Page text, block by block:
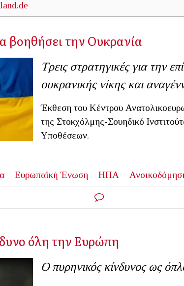
βοηθήσει την Ουκρανία
Τρεις στρατηγικές για την
ουκρανικής νίκης και
Έκθεση του Κέντρου
της Στοκχόλμης-Σουηδικό
Υποθέσεων.
Ευρωπαϊκή Ένωση ΗΠΑ
όλη την Ευρώπη
Ο πυρηνικός κίνδυνος ως